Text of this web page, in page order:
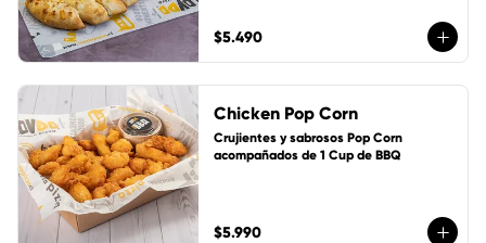
$5.490
Chicken Pop Corn
Crujientes y sabrosos Pop Corn
acompañados de 1 Cup de BBQ
$5.990